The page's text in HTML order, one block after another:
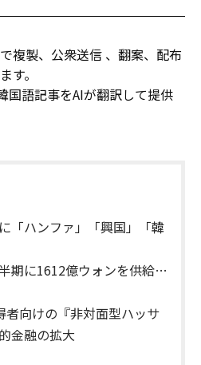
複製、公衆送信 、翻案、配布
す。
国語記事をAIが翻訳して提供
「ハンファ」「興国」「韓
期に1612億ウォンを供給…
者向けの『非対面型ハッサ
金融の拡大